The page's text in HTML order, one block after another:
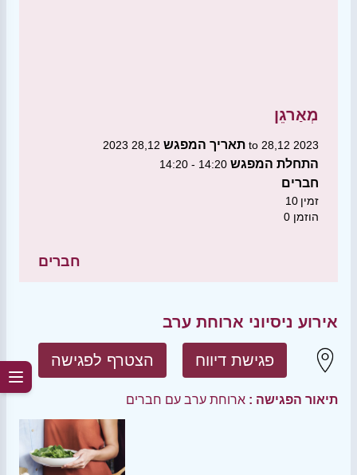
מְאַרגֵן
תאריך המפגש 28,12 2023 to 28,12 2023
התחלת המפגש 14:20 - 14:20
חברים
10 זמין
0 הוזמן
חברים
אירוע ניסיוני ארוחת ערב
הצטרף לפגישה פגישת דיווח
תיאור הפגישה : ארוחת ערב עם חברים